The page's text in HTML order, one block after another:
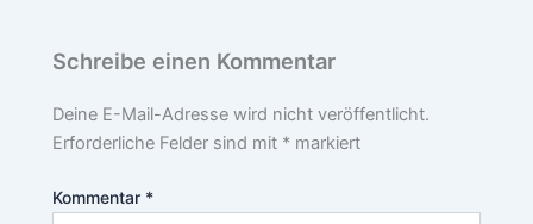
Schreibe einen Kommentar
Deine E-Mail-Adresse wird nicht veröffentlicht.
Erforderliche Felder sind mit * markiert
Kommentar *